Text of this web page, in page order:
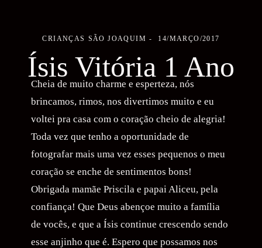
CRIANÇAS SÃO JOAQUIM 14/MARÇO/2017
Ísis Vitória 1 Ano
Cheia de muito charme e esperteza, nós
brincamos, rimos, nos divertimos muito e eu
voltei pra casa com o coração cheio de alegria!
Toda vez que tenho a oportunidade de
fotografar mais uma vez esses pequenos o meu
coração se enche de sentimentos bons!
Obrigada mamãe Priscila e papai Aliceu, pela
confiança! Que Deus abençoe muito a família
de vocês, e que a Ísis continue crescendo sendo
esse anjinho que é. Espero que possamos nos